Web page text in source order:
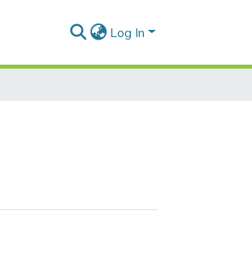
Log In